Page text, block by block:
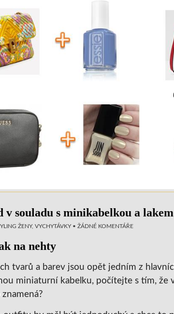
v souladu s minikabelkou a
ŽENY, VYCHYTÁVKY• ŽÁDNÉ KOMENTÁŘE
na nehty
tvarů a barev jsou opět jedním z
miniaturní kabelku, počítejte s tím,